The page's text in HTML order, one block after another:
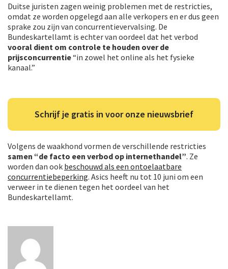
Duitse juristen zagen weinig problemen met de restricties,
omdat ze worden opgelegd aan alle verkopers en er dus geen
sprake zou zijn van concurrentievervalsing. De
Bundeskartellamt is echter van oordeel dat het verbod
vooral dient om controle te houden over de
prijsconcurrentie“in zowel het online als het fysieke
kanaal.”
Schrijf je gratis in voor onze nieuwsbrief
Volgens de waakhond vormen de verschillende restricties
samen “de facto een verbod op internethandel”. Ze
worden dan ook beschouwd als een ontoelaatbare
concurrentiebeperking. Asics heeft nu tot 10 juni om een
verweer in te dienen tegen het oordeel van het
Bundeskartellamt.